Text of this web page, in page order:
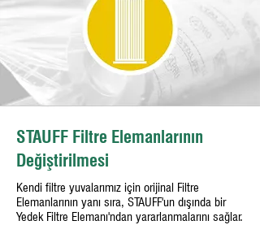
STAUFF Filtre Elemanlarının
Değiştirilmesi
Kendi filtre yuvalarımız için orijinal Filtre
Elemanlarının yanı sıra, STAUFF'un dışında bir
Yedek Filtre Elemanı'ndan yararlanmalarını sağlar.